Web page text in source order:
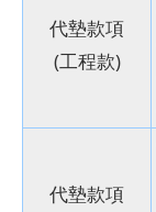
代墊款項
(工程款)
代墊款項